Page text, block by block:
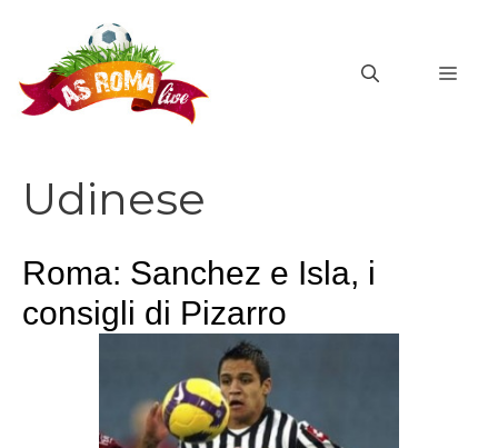
contenuto
Udinese
Roma: Sanchez e Isla, i
consigli di Pizarro